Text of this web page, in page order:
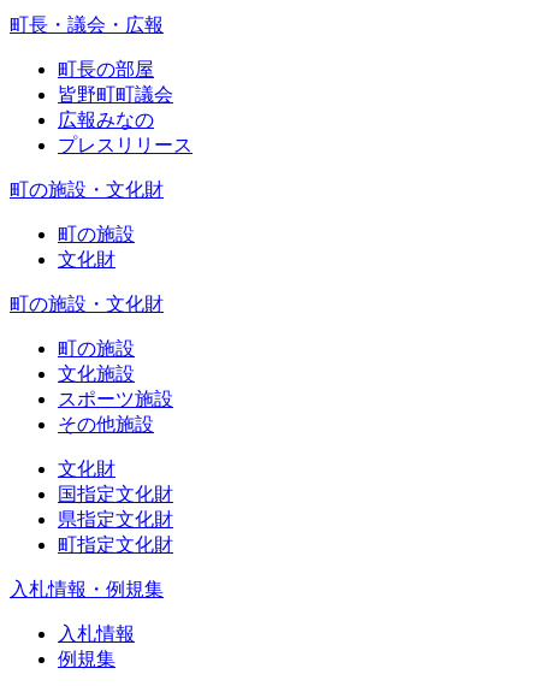
町長・議会・広報
町長の部屋
皆野町町議会
広報みなの
プレスリリース
町の施設・文化財
町の施設
文化財
町の施設・文化財
町の施設
文化施設
スポーツ施設
その他施設
文化財
国指定文化財
県指定文化財
町指定文化財
入札情報・例規集
入札情報
例規集